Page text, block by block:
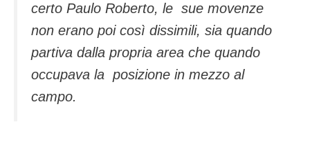
certo Paulo Roberto, le sue movenze
non erano poi così dissimili, sia quando
partiva dalla propria area che quando
occupava la posizione in mezzo al
campo.